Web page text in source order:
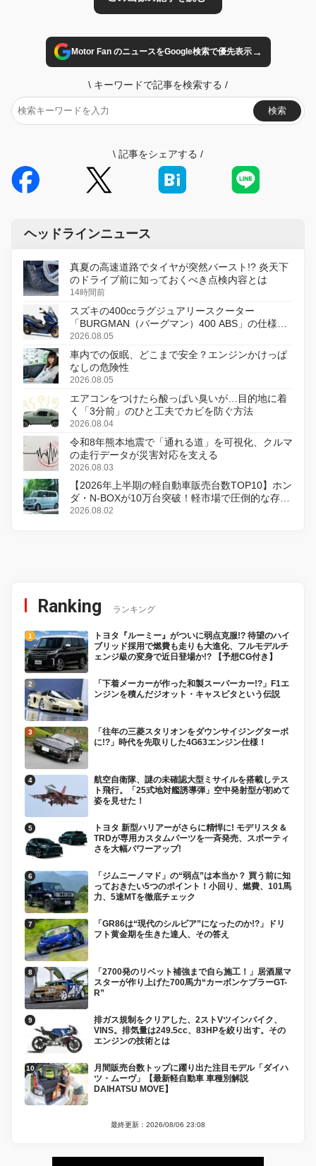
Motor Fan のニュースをGoogle検索で優先表示→
\ キーワードで記事を検索する /
検索
\ 記事をシェアする /
ヘッドラインニュース
真夏の高速道路でタイヤが突然バースト!? 炎天下
のドライブ前に知っておくべき点検内容とは
14時間前
スズキの400ccラグジュアリースクーター
「BURGMAN（バーグマン）400 ABS」の仕様を
変更し、8月18日に発売
2026.08.05
車内での仮眠、どこまで安全？エンジンかけっぱ
なしの危険性
2026.08.05
エアコンをつけたら酸っぱい臭いが…目的地に着
く「3分前」のひと工夫でカビを防ぐ方法
2026.08.04
令和8年熊本地震で「通れる道」を可視化、クルマ
の走行データが災害対応を支える
2026.08.03
【2026年上半期の軽自動車販売台数TOP10】ホン
ダ・N-BOXが10万台突破！軽市場で圧倒的な存在
感
2026.08.02
Ranking ランキング
トヨタ『ルーミー』がついに弱点克服!? 待望のハイ
ブリッド採用で燃費も走りも大進化、フルモデルチ
ェンジ級の変身で近日登場か!? 【予想CG付き】
「下着メーカーが作った和製スーパーカー!?」F1エ
ンジンを積んだジオット・キャスピタという伝説
「往年の三菱スタリオンをダウンサイジングターボ
に!?」時代を先取りした4G63エンジン仕様！
航空自衛隊、謎の未確認大型ミサイルを搭載しテス
ト飛行。「25式地対艦誘導弾」空中発射型が初めて
姿を見せた！
トヨタ 新型ハリアーがさらに精悍に! モデリスタ＆
TRDが専用カスタムパーツを一斉発売、スポーティ
さを大幅パワーアップ!
「ジムニーノマド」の“弱点”は本当か？ 買う前に知
っておきたい5つのポイント！小回り、燃費、101馬
力、5速MTを徹底チェック
「GR86は“現代のシルビア”になったのか!?」ドリ
フト黄金期を生きた達人、その答え
「2700発のリベット補強まで自ら施工！」居酒屋マ
スターが作り上げた700馬力“カーボンケブラーGT-
R”
排ガス規制をクリアした、2ストVツインバイク、
VINS。排気量は249.5cc、83HPを絞り出す。その
エンジンの技術とは
月間販売台数トップに躍り出た注目モデル「ダイハ
ツ・ムーヴ」【最新軽自動車 車種別解説
DAIHATSU MOVE】
最終更新：2026/08/06 23:08